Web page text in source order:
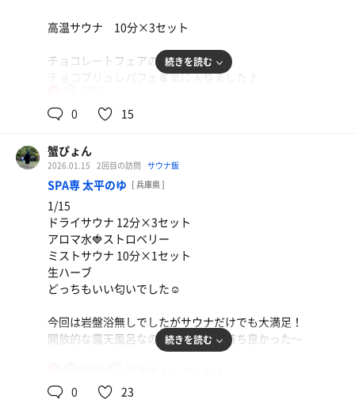
高温サウナ 10分×3セット
チョコレートフェアの
チョコブリュレパフェ🍫気に入りました♪
続きを読む
0 15
蟹ぴょん
2026.01.15 2回目の訪問 サウナ飯
SPA専 太平のゆ [ 兵庫県 ]
1/15
ドライサウナ 12分×3セット
アロマ水🍓ストロベリー
ミストサウナ 10分×1セット
生ハーブ
どっちもいい匂いでした☺️
今回は岩盤浴無しでしたがサウナだけでも大満足！
開放的な露天風呂なので外気浴が気持ち良かった〜
いろんなステッカー集めて貼るのが楽しみ♪
続きを読む
0 23